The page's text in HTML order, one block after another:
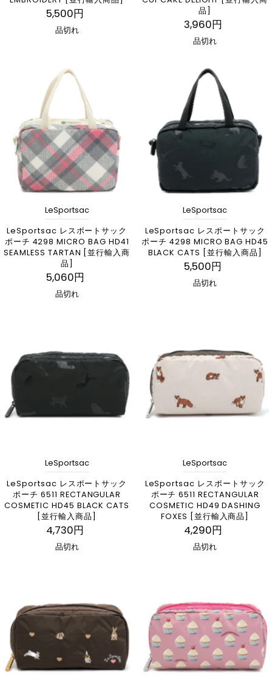
5,500円
品切れ
品]
3,960円
品切れ
LeSportsac
LeSportsac レスポートサック
ポーチ 4298 MICRO BAG HD41
SEAMLESS TARTAN [並行輸入商
品]
5,060円
品切れ
LeSportsac
LeSportsac レスポートサック
ポーチ 4298 MICRO BAG HD45
BLACK CATS [並行輸入商品]
5,500円
品切れ
LeSportsac
LeSportsac レスポートサック
ポーチ 6511 RECTANGULAR
COSMETIC HD45 BLACK CATS
[並行輸入商品]
4,730円
品切れ
LeSportsac
LeSportsac レスポートサック
ポーチ 6511 RECTANGULAR
COSMETIC HD49 DASHING
FOXES [並行輸入商品]
4,290円
品切れ